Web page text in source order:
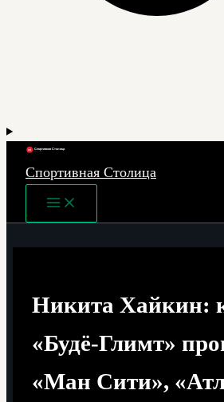
Спортивная Столица
Main
Menu
Никита Хайкин:
«Будё-Глимт»
«Ман Сити»,